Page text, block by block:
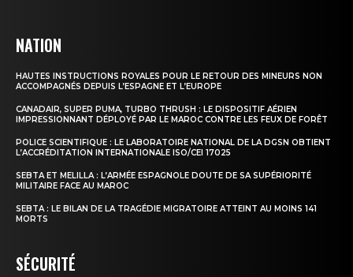
NATION
HAUTES INSTRUCTIONS ROYALES POUR LE RETOUR DES MINEURS NON
ACCOMPAGNÉS DEPUIS L’ESPAGNE ET L’EUROPE
CANADAIR, SUPER PUMA, TURBO THRUSH : LE DISPOSITIF AÉRIEN
IMPRESSIONNANT DÉPLOYÉ PAR LE MAROC CONTRE LES FEUX DE FORÊT
POLICE SCIENTIFIQUE : LE LABORATOIRE NATIONAL DE LA DGSN OBTIENT
L’ACCRÉDITATION INTERNATIONALE ISO/CEI 17025
SEBTA ET MELILLA : L’ARMÉE ESPAGNOLE DOUTE DE SA SUPÉRIORITÉ
MILITAIRE FACE AU MAROC
SEBTA : LE BILAN DE LA TRAGÉDIE MIGRATOIRE ATTEINT AU MOINS 141
MORTS
SÉCURITÉ